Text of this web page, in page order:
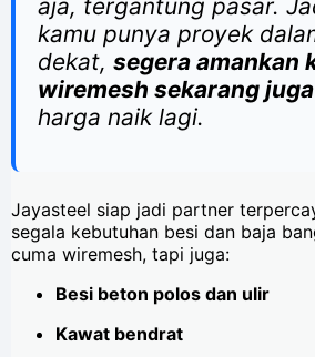
aja, tergantung pasar.
kamu punya proyek
dekat, segera amankan
wiremesh sekarang juga
harga naik lagi.
Jayasteel siap jadi partner
segala kebutuhan besi dan baja
cuma wiremesh, tapi juga:
Besi beton polos dan ulir
Kawat bendrat